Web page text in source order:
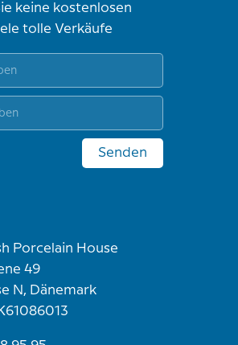
keine kostenlosen
tolle Verkäufe
Senden
Porcelain House
49
N, Dänemark